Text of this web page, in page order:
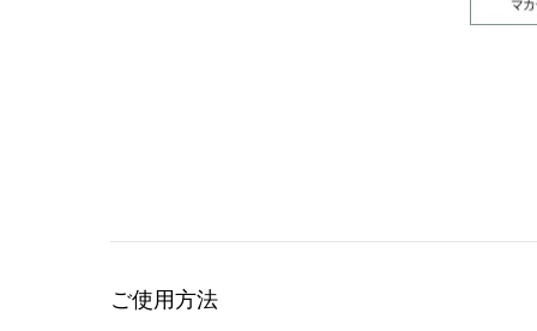
ご使用方法